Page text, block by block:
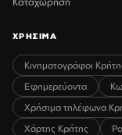
ΧΡΗΣΙΜΑ
Κινηματογράφοι
Εφημερεύοντα
Χρήσιμα τηλέφωνα
Χάρτης Κρήτης